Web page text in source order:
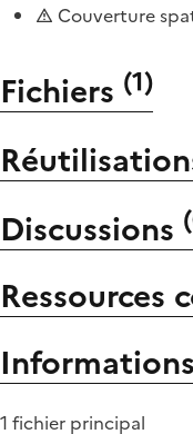
Couverture
Fichiers (1)
Discussions (
Ressources
Informations
1 fichier principal